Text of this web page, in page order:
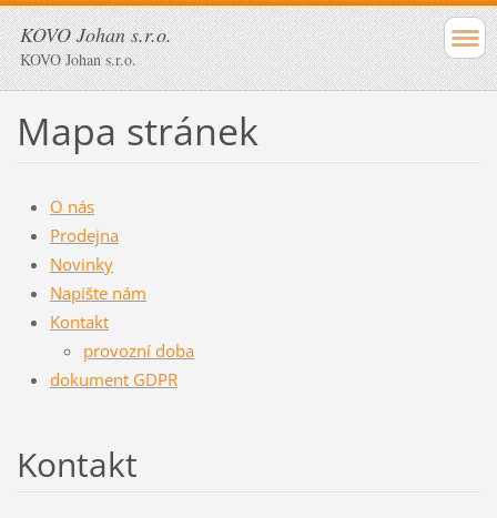
KOVO Johan s.r.o.
KOVO Johan s.r.o.
Mapa stránek
O nás
Prodejna
Novinky
Napište nám
Kontakt
provozní doba
dokument GDPR
Kontakt